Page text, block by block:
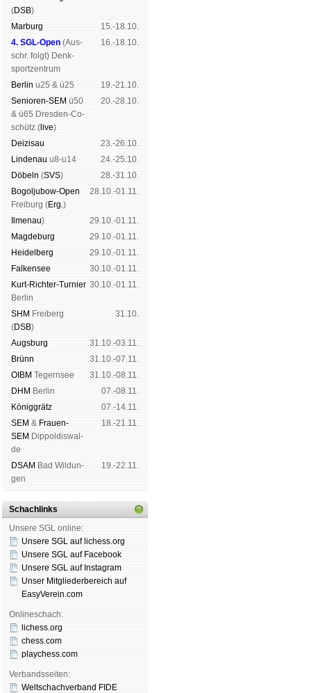
(DSB)
Mar­burg
15.-18.10.
4. SGL-Open (Aus­
schr. folgt) Denk­
sport­zen­trum
16.-18.10.
Ber­lin u25 & ü25
19.-21.10.
Senioren-SEM ü50
& ü65 Dres­den-Co­
schütz ( live)
20.-28.10.
Dei­zi­sau
23.-26.10.
Lin­de­nau u8-u14
24.-25.10.
Dö­beln (SVS)
28.-31.10.
Bogoljubow-Open
Frei­burg (Erg.)
28.10.-01.11.
Il­me­nau)
29.10.-01.11.
Mag­de­burg
29.10.-01.11.
Hei­del­berg
29.10.-01.11.
Fal­ken­see
30.10.-01.11.
Kurt-Rich­ter-Tur­nier
Ber­lin
30.10.-01.11.
SHM Frei­berg
(DSB)
31.10.
Augs­burg
31.10.-03.11.
Brünn
31.10.-07.11.
OIBM Tegern­see
31.10.-08.11.
DHM Ber­lin
07.-08.11.
König­grätz
07.-14.11.
SEM & Frauen-
SEM Dip­pol­dis­wal­
de
18.-21.11.
DSAM Bad Wil­dun­
gen
19.-22.11.
Schachlinks
Unsere SGL online:
Unsere SGL auf li­chess.org
Unsere SGL auf Face­book
Unsere SGL auf Insta­gram
Unser Mitgliederbereich auf
EasyVerein.com
Onlineschach:
lichess.org
chess.com
playchess.com
Verbandsseiten:
Weltschachverband FIDE